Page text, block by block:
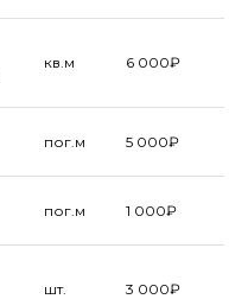
кв.м 6 000₽
пог.м 5 000₽
пог.м 1 000₽
шт. 3 000₽